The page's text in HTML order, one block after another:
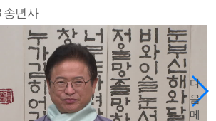
다
음
메
송년사